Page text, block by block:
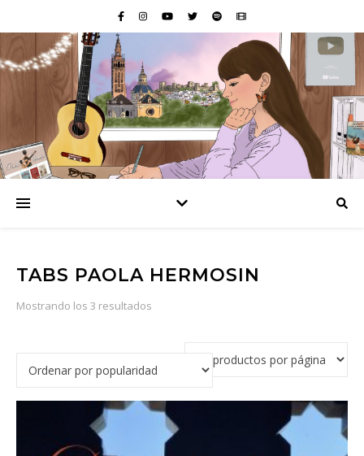
TABS PAOLA HERMOSIN
Mostrando los 3 resultados